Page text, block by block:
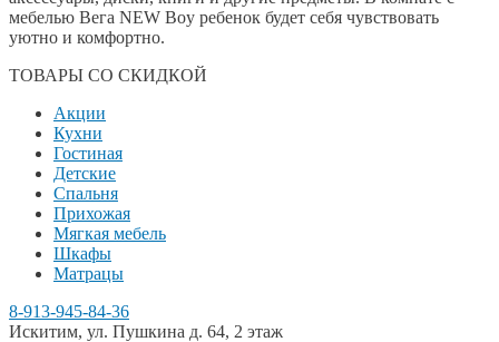
мебелью Вега NEW Boy ребенок будет себя чувствовать
уютно и комфортно.
ТОВАРЫ СО СКИДКОЙ
Акции
Кухни
Гостиная
Детские
Спальня
Прихожая
Мягкая мебель
Шкафы
Матрацы
8-913-945-84-36
Искитим, ул. Пушкина д. 64, 2 этаж